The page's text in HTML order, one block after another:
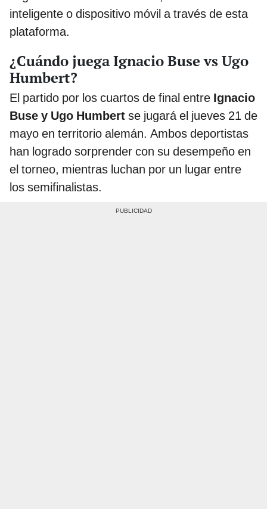
inteligente o dispositivo móvil a través de esta
plataforma.
¿Cuándo juega Ignacio Buse vs Ugo
Humbert?
El partido por los cuartos de final entre Ignacio
Buse y Ugo Humbert se jugará el jueves 21 de
mayo en territorio alemán. Ambos deportistas
han logrado sorprender con su desempeño en
el torneo, mientras luchan por un lugar entre
los semifinalistas.